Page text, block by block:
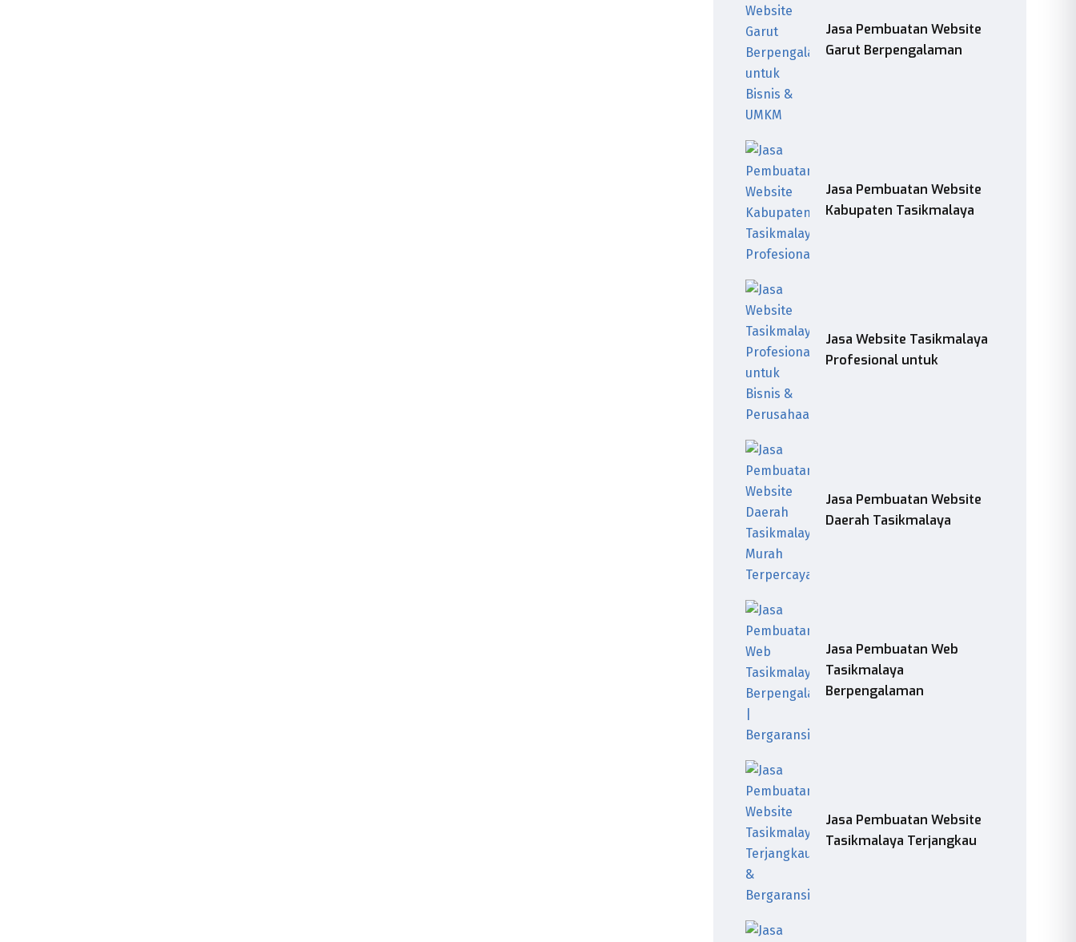
Jasa Pembuatan Website
Garut Berpengalaman
Jasa Pembuatan Website
Kabupaten Tasikmalaya
Jasa Website Tasikmalaya
Profesional untuk
Jasa Pembuatan Website
Daerah Tasikmalaya
Jasa Pembuatan Web
Tasikmalaya
Berpengalaman
Jasa Pembuatan Website
Tasikmalaya Terjangkau